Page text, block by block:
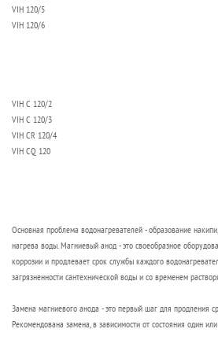
VIH 120/5
VIH 120/6
VIH C 120/2
VIH C 120/3
VIH CR 120/4
VIH CQ 120
Основная проблема водонагревателей - образование
нагрева воды. Магниевый анод - это своеобразное
коррозии и продлевает срок службы каждого
загрязненности сантехнической воды и со временем
Замена магниевого анода - это первый шаг для продления
Рекомендована замена, в зависимости от состояния один